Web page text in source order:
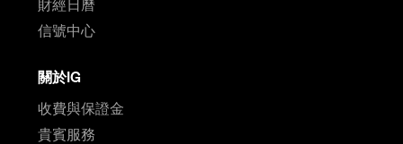
財經日曆
信號中心
關於IG
收費與保證金
貴賓服務